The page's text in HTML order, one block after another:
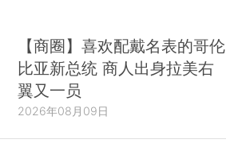
【商圈】喜欢配戴名表的哥伦
比亚新总统 商人出身拉美右
翼又一员
2026年08月09日